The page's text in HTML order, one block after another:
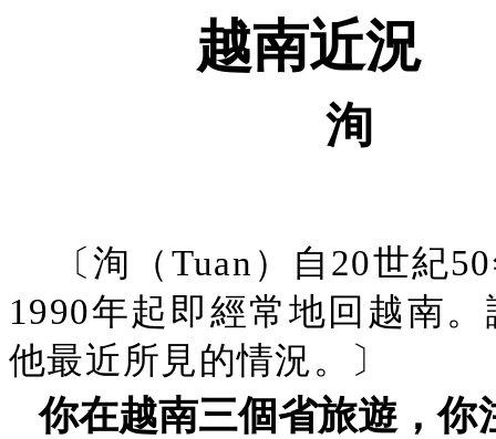
越南近況
洵
〔洵（Tuan）自20世紀
1990年起即經常地回越南
他最近所見的情況。〕
你在越南三個省旅遊，